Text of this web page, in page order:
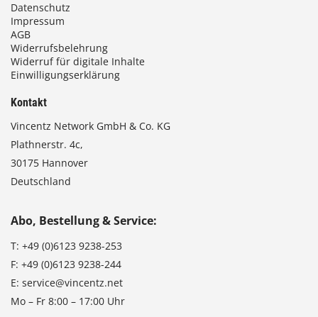
Datenschutz
Impressum
AGB
Widerrufsbelehrung
Widerruf für digitale Inhalte
Einwilligungserklärung
Kontakt
Vincentz Network GmbH & Co. KG
Plathnerstr. 4c,
30175 Hannover
Deutschland
Abo, Bestellung & Service:
T: +49 (0)6123 9238-253
F: +49 (0)6123 9238-244
E: service@vincentz.net
Mo – Fr 8:00 – 17:00 Uhr